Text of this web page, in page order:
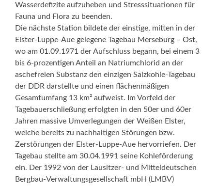
Wasserdefizite aufzuheben und Stresssituationen für
Fauna und Flora zu beenden.
Die nächste Station bildete der einstige, mitten in der
Elster-Luppe-Aue gelegene Tagebau Merseburg – Ost,
wo am 01.09.1971 der Aufschluss begann, bei einem 3
bis 6-prozentigen Anteil an Natriumchlorid an der
aschefreien Substanz den einzigen Salzkohle-Tagebau
der DDR darstellte und einen flächenmäßigen
Gesamtumfang 13 km² aufweist. Im Vorfeld der
Tagebauerschließung erfolgten in den 50er und 60er
Jahren massive Umverlegungen der Weißen Elster,
welche bereits zu nachhaltigen Störungen bzw.
Zerstörungen der Elster-Luppe-Aue hervorriefen. Der
Tagebau stellte am 30.04.1991 seine Kohleförderung
ein. Der 1992 von der Lausitzer- und Mitteldeutschen
Bergbau-Verwaltungsgesellschaft mbH (LMBV)